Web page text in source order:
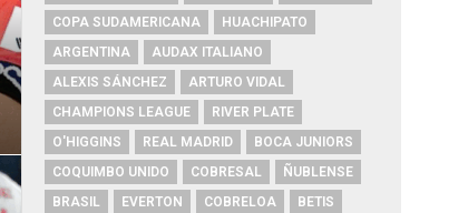
COPA SUDAMERICANA
HUACHIPATO
ARGENTINA
AUDAX ITALIANO
ALEXIS SÁNCHEZ
ARTURO VIDAL
CHAMPIONS LEAGUE
RIVER PLATE
O'HIGGINS
REAL MADRID
BOCA JUNIORS
COQUIMBO UNIDO
COBRESAL
ÑUBLENSE
BRASIL
EVERTON COBRELOA
BETIS